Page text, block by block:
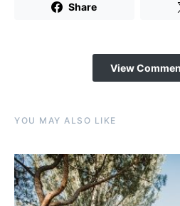
Share
View
YOU MAY ALSO LIKE